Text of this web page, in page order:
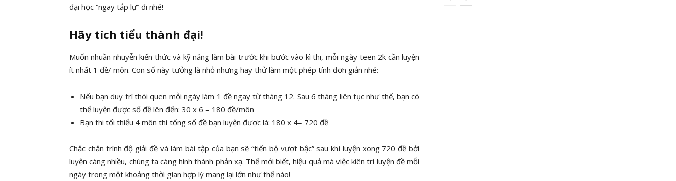
đại học “ngay tắp lự” đi nhé!
Hãy tích tiểu thành đại!
Muốn nhuần nhuyễn kiến thức và kỹ năng làm bài trước khi bước vào kì thi, mỗi ngày teen 2k cần luyện
ít nhất 1 đề/ môn. Con số này tưởng là nhỏ nhưng hãy thử làm một phép tính đơn giản nhé:
Nếu bạn duy trì thói quen mỗi ngày làm 1 đề ngay từ tháng 12. Sau 6 tháng liên tục như thế, bạn có
thể luyện được số đề lên đến: 30 x 6 = 180 đề/môn
Bạn thi tối thiểu 4 môn thì tổng số đề bạn luyện được là: 180 x 4= 720 đề
Chắc chắn trình độ giải đề và làm bài tập của bạn sẽ “tiến bộ vượt bậc” sau khi luyện xong 720 đề bởi
luyện càng nhiều, chúng ta càng hình thành phản xạ. Thế mới biết, hiệu quả mà việc kiên trì luyện đề mỗi
ngày trong một khoảng thời gian hợp lý mang lại lớn như thế nào!